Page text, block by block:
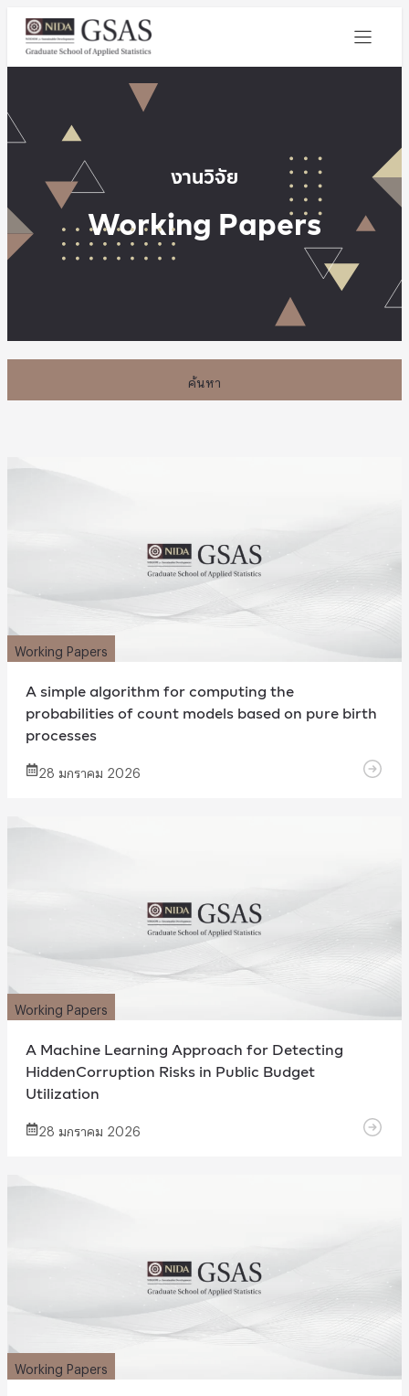
งานวิจัย
Working Papers
ค้นหา
Working Papers
A simple algorithm for computing the
probabilities of count models based on pure birth
processes
28 มกราคม 2026
Working Papers
A Machine Learning Approach for Detecting
HiddenCorruption Risks in Public Budget
Utilization
28 มกราคม 2026
Working Papers